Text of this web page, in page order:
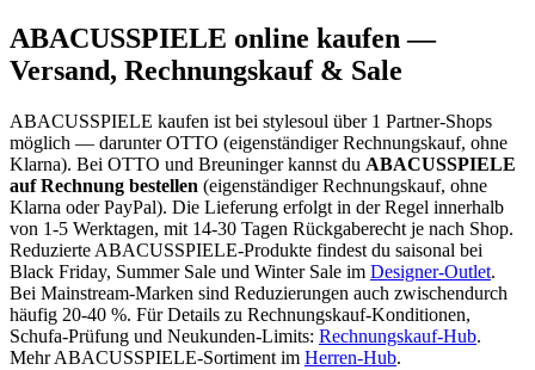
ABACUSSPIELE online kaufen —
Versand, Rechnungskauf & Sale
ABACUSSPIELE kaufen ist bei stylesoul über 1 Partner-Shops
möglich — darunterOTTO (eigenständiger Rechnungskauf, ohne
Klarna). Bei OTTO und Breuninger kannst du ABACUSSPIELE
auf Rechnung bestellen (eigenständiger Rechnungskauf, ohne
Klarna oder PayPal). Die Lieferung erfolgt in der Regel innerhalb
von 1-5 Werktagen, mit 14-30 Tagen Rückgaberecht je nach Shop.
Reduzierte ABACUSSPIELE-Produkte findest du saisonal bei
Black Friday, Summer Sale und Winter Sale im Designer-Outlet.
Bei Mainstream-Marken sind Reduzierungen auch zwischendurch
häufig 20-40 %. Für Details zu Rechnungskauf-Konditionen,
Schufa-Prüfung und Neukunden-Limits: Rechnungskauf-Hub.
MehrABACUSSPIELE-Sortiment im Herren-Hub.